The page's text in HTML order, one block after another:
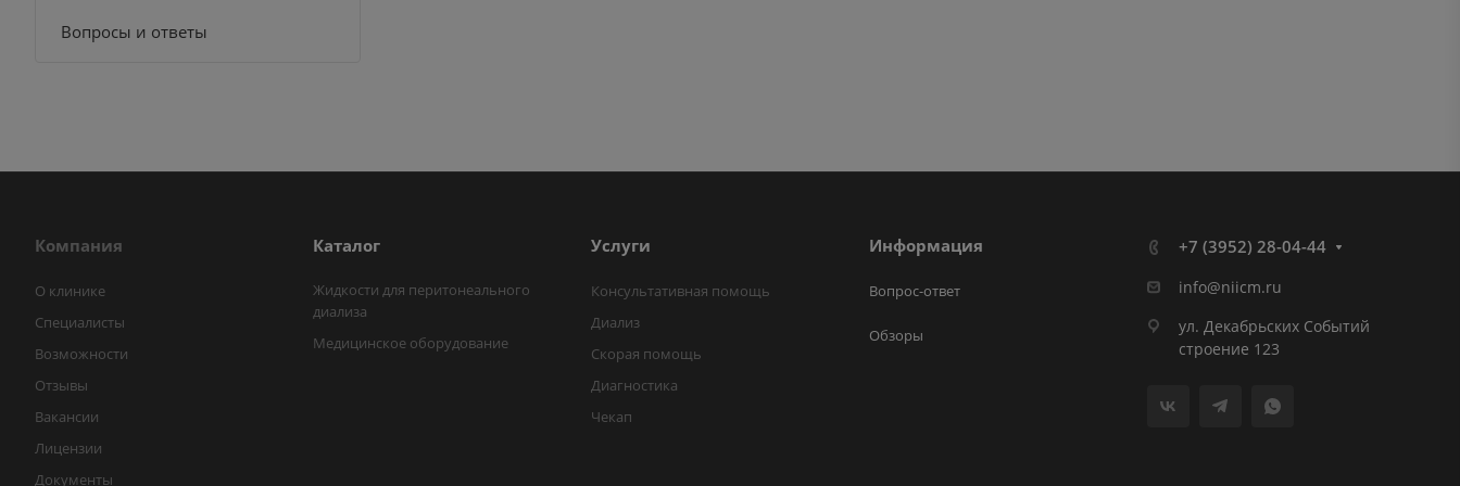
Вопросы и ответы
Компания
О клинике
Специалисты
Возможности
Отзывы
Вакансии
Лицензии
Документы
Каталог
Жидкости для перитонеального
диализа
Медицинское оборудование
Услуги
Консультативная помощь
Диализ
Скорая помощь
Диагностика
Чекап
Информация
Вопрос-ответ
Обзоры
+7 (3952) 28-04-44
info@niicm.ru
ул. Декабрьских Событий
строение 123